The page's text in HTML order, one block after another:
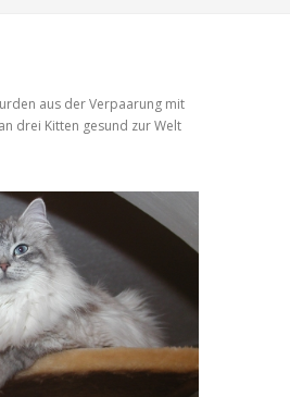
aus der Verpaarung mit
drei Kitten gesund zur Welt